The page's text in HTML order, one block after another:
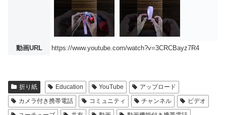
動画URL https://www.youtube.com/watch?v=3CRCBayz7R4
折り紙 Education YouTube
アップロード
カメラ付き携帯電話
コミュニティ チャンネル
ビデオ